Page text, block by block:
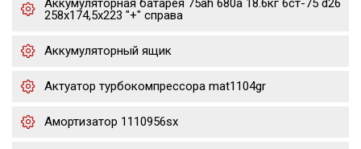
Аккумуляторная батарея 75ah 680a 18.6кг 6ст-75 d26
258x174,5x223 "+" справа
Аккумуляторный ящик
Актуатор турбокомпрессора mat1104gr
Амортизатор 1110956sx